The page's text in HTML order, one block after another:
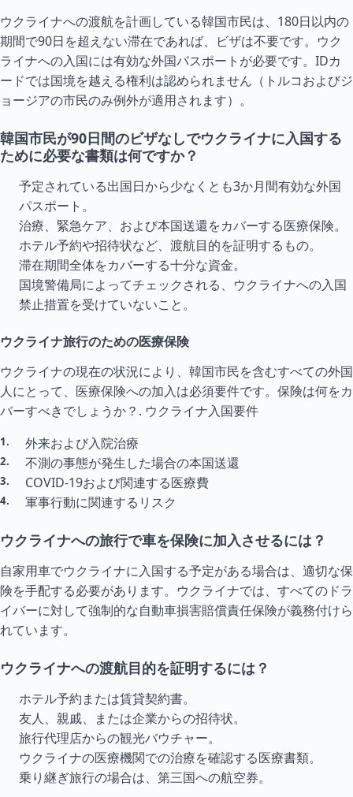
ウクライナへの渡航を計画している韓国市民は、180日以内の
期間で90日を超えない滞在であれば、ビザは不要です。ウク
ライナへの入国には有効な外国パスポートが必要です。IDカ
ードでは国境を越える権利は認められません（ トルコおよびジ
ョージアの市民のみ例外が適用されます）。
韓国市民が90日間のビザなしでウクライナに入国する
ために必要な書類は何ですか？
予定されている出国日から少なくとも3か月間有効な外国
パスポート。
治療、緊急ケア、および本国送還をカバーする医療保険。
ホテル予約や招待状など、渡航目的を証明するもの。
滞在期間全体をカバーする十分な資金。
国境警備局によってチェックされる、ウクライナへの入国
禁止措置を受けていないこと。
ウクライナ旅行のための医療保険
ウクライナの現在の状況により、韓国市民を含むすべての外国
人にとって、医療保険への加入は必須要件です。保険は何をカ
バーすべきでしょうか？. ウクライナ入国要件
外来および入院治療
不測の事態が発生した場合の本国送還
COVID-19および関連する医療費
軍事行動に関連するリスク
ウクライナへの旅行で車を保険に加入させるには？
自家用車でウクライナに入国する予定がある場合は、適切な保
険を手配する必要があります。ウクライナでは、すべてのドラ
イバーに対して強制的な自動車損害賠償責任保険が義務付けら
れています。
ウクライナへの渡航目的を証明するには？
ホテル予約または賃貸契約書。
友人、親戚、または企業からの招待状。
旅行代理店からの観光バウチャー。
ウクライナの医療機関での治療を確認する医療書類。
乗り継ぎ旅行の場合は、第三国への航空券。